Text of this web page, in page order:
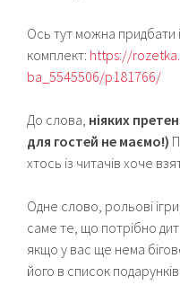
Ось тут можна придбати
комплект: https://
ba_5545506/p181766/
До слова, ніяких
для гостей не маємо!)
хтось із читачів хоче
Одне слово, рольові
саме те, що потрібно
якщо у вас ще нема
його в список